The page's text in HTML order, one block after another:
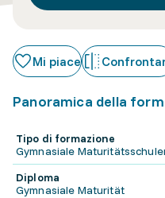
Mi piace
Panoramica della
Tipo di formazione
Gymnasiale
Diploma
Gymnasiale Maturität